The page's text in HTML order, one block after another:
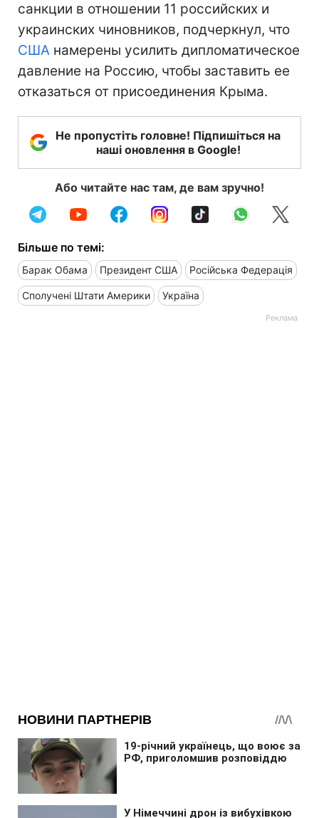
санкции в отношении 11 российских и
украинских чиновников, подчеркнул, что
США намерены усилить дипломатическое
давление на Россию, чтобы заставить ее
отказаться от присоединения Крыма.
Не пропустіть головне! Підпишіться на
наші оновлення в Google!
Або читайте нас там, де вам зручно!
Більше по темі:
Барак Обама Президент США Російська Федерація
Сполучені Штати Америки Україна